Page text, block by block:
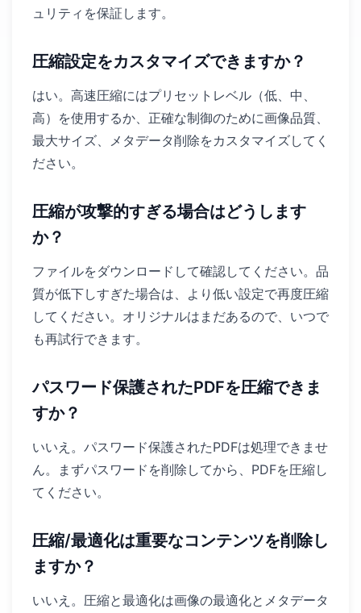
ュリティを保証します。
圧縮設定をカスタマイズできますか？
はい。高速圧縮にはプリセットレベル（低、中、
高）を使用するか、正確な制御のために画像品質、
最大サイズ、メタデータ削除をカスタマイズしてく
ださい。
圧縮が攻撃的すぎる場合はどうします
か？
ファイルをダウンロードして確認してください。品
質が低下しすぎた場合は、より低い設定で再度圧縮
してください。オリジナルはまだあるので、いつで
も再試行できます。
パスワード保護されたPDFを圧縮できま
すか？
いいえ。パスワード保護されたPDFは処理できませ
ん。まずパスワードを削除してから、PDFを圧縮し
てください。
圧縮/最適化は重要なコンテンツを削除し
ますか？
いいえ。圧縮と最適化は画像の最適化とメタデータ